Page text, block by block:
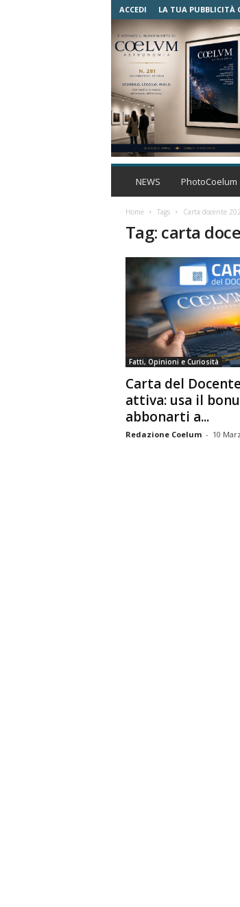
ACCEDI LA TUA PUBBLICITÀ
NEWS PhotoCoelum
Home Tags Carta docente
Tag: carta
Fatti, Opinioni e Curiosità
Carta del
attiva: usa il
abbonarti a...
Redazione Coelum - 10